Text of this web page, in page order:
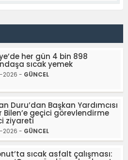
her gün 4 bin 898
sıcak yemek
2026 - GÜNCEL
Duru’dan Başkan Yardımcısı
Bilen’e geçici görevlendirme
ziyareti
2026 - GÜNCEL
sıcak asfalt çalışması: